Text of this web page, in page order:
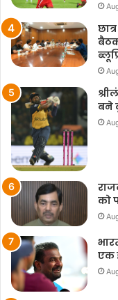
बने
को
एक